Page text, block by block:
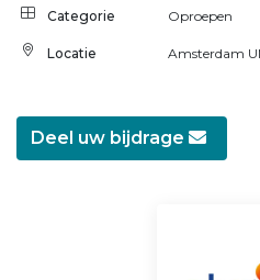
Categorie Oproepen
Locatie Amsterdam
Deel uw bijdrage